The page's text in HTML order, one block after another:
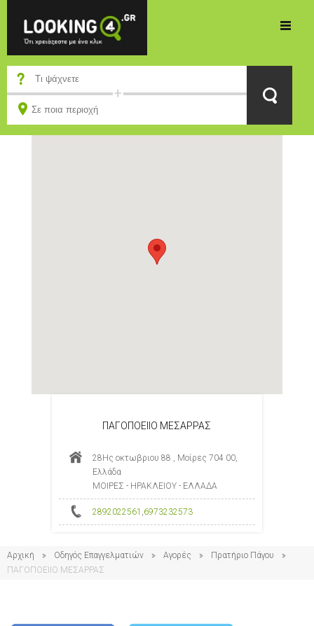
ΠΑΓΟΠΟΕΙΙΟ ΜΕΣΑΡΡΑΣ
28Ης οκτωβριου 88 , Μοίρες 704 00,
Ελλάδα
ΜΟΙΡΕΣ - ΗΡΑΚΛΕΙΟΥ - ΕΛΛΑΔΑ
2892022561 ,6973232573
Αρχική Οδηγός Επαγγελματιών Αγορές
Πρατήριο Πάγου
ΠΑΓΟΠΟΕΙΙΟ ΜΕΣΑΡΡΑΣ